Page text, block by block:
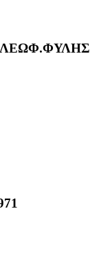
ΛΕΩΦ.ΦΥΛΗΣ